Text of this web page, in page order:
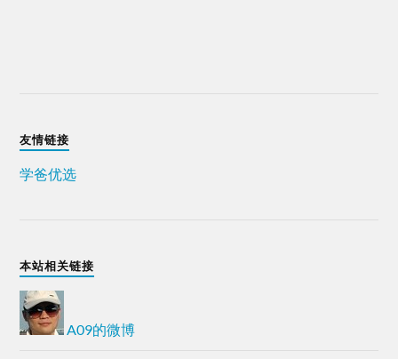
友情链接
学爸优选
本站相关链接
A09的微博